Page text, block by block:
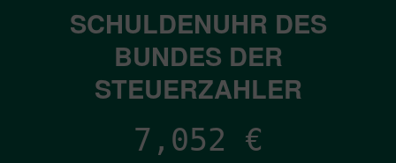
SCHULDENUHR DES
BUNDES DER
STEUERZAHLER
7,052 €